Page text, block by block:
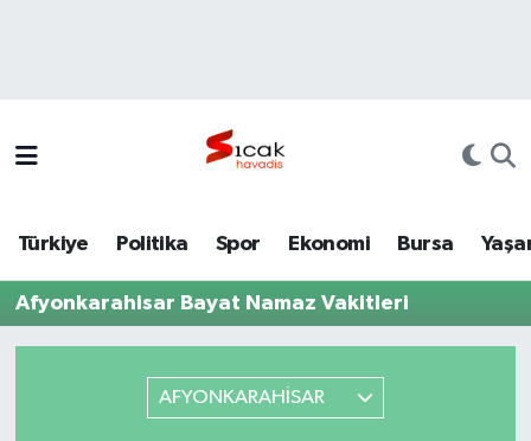
Türkiye Politika Spor Ekonomi Bursa
Afyonkarahisar Bayat Namaz Vakitleri
AFYONKARAHİSAR
Politika
Tüm Manşetler
Son Dakika Haberleri